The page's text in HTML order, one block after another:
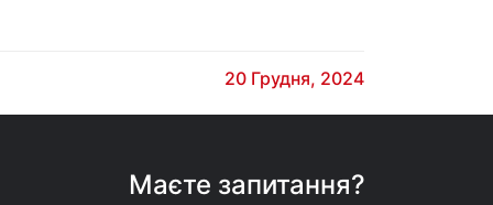
20 Грудня, 2024
Маєте запитання?